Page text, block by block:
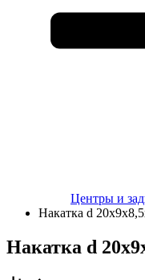
Центры и
Накатка d
Накатка d